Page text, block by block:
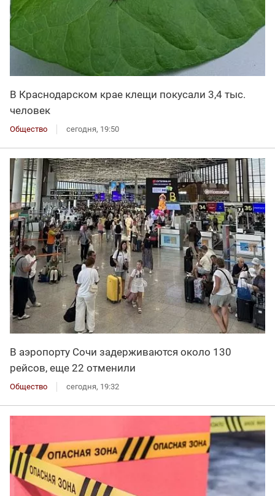
В Краснодарском крае клещи покусали 3,4 тыс.
человек
Общество сегодня, 19:50
В аэропорту Сочи задерживаются около 130
рейсов, еще 22 отменили
Общество сегодня, 19:32